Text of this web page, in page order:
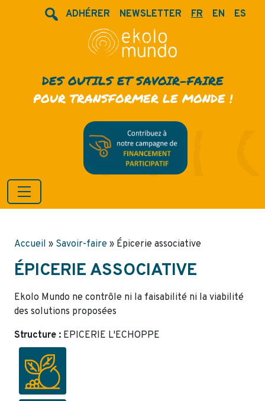
ADHÉRER NEWSLETTER FR EN ES
DES OUTILS ET SAVOIR-FAIRE
POUR TRANSFORMER LE MONDE !
Accueil » Savoir-faire » Épicerie associative
ÉPICERIE ASSOCIATIVE
Ekolo Mundo ne contrôle ni la faisabilité ni la viabilité
des solutions proposées
Structure : EPICERIE L'ECHOPPE